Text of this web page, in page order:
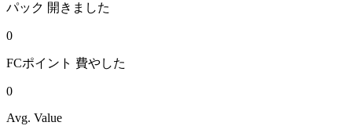
パック 開きました
0
FCポイント 費やした
0
Avg. Value